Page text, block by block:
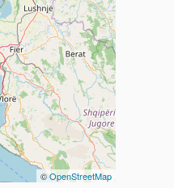
©OpenStreetMap